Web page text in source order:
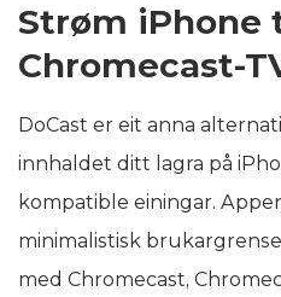
Strøm iPhone
Chromecast-
DoCast er eit anna
innhaldet ditt lagra på
kompatible einingar.
minimalistisk
med Chromecast,